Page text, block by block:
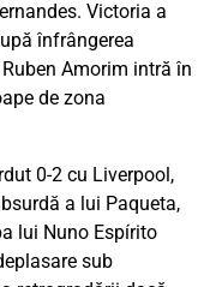
Victoria a
înfrângerea
Amorim intră în
de zona
0-2 cu Liverpool,
a lui Paqueta,
lui Nuno Espírito
sub